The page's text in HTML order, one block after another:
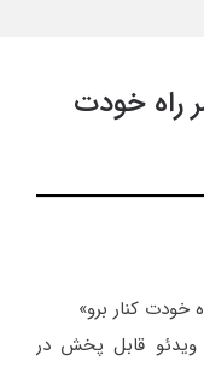
راه خودت
خودت کنار برو»
قابل پخش در